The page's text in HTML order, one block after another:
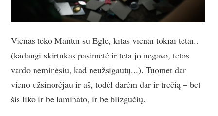
Vienas teko Mantui su Egle, kitas vienai tokiai tetai..
(kadangi skirtukas pasimetė ir teta jo negavo, tetos
vardo neminėsiu, kad neužsigautų...). Tuomet dar
vieno užsinorėjau ir aš, todėl darėm dar ir trečią – bet
šis liko ir be laminato, ir be blizgučių.